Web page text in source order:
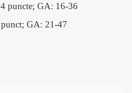
puncte; GA: 16-36
GA: 21-47